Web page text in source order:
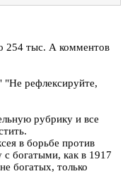
254 тыс. А комментов
"Не рефлексируйте,
рубрику и все
в борьбе против
богатыми, как в 1917
богатых, только